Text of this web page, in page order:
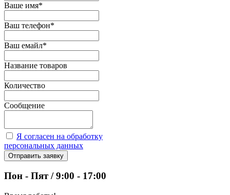
Ваше имя*
Ваш телефон*
Ваш емайл*
Название товаров
Количество
Сообщение
Я согласен на обработку
персональных данных
Отправить заявку
Пон - Пят / 9:00 - 17:00